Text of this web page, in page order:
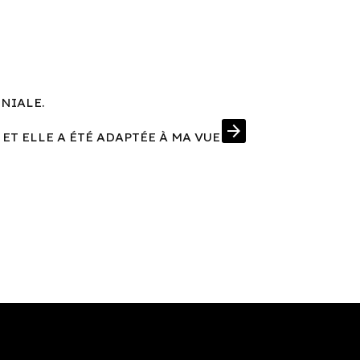
ELLE A ÉTÉ ADAPTÉE À MA VUE arrow_forward